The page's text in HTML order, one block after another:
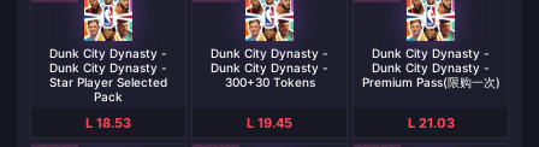
Dunk City Dynasty -
Dunk City Dynasty -
Star Player Selected
Pack
L 18.53
Dunk City Dynasty -
Dunk City Dynasty -
300+30 Tokens
L 19.45
Dunk City Dynasty -
Dunk City Dynasty -
Premium Pass(限购一次)
L 21.03